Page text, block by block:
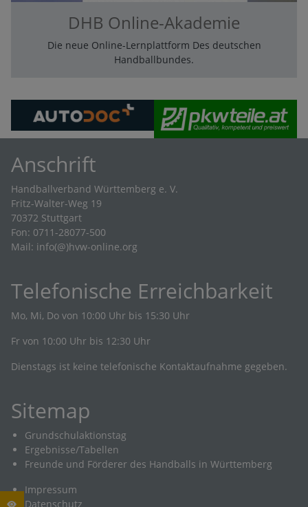
DHB Online-Akademie
Die neue Online-Lernplattform Des deutschen
Handballbundes.
Anschrift
Handballverband Württemberg e. V.
Fritz-Walter-Weg 19
70372 Stuttgart
Fon: 0711-28077-500
Mail: info(@)hvw-online.org
Telefonische Erreichbarkeit
Mo, Mi, Do von 10:00 Uhr bis 15:30 Uhr
Fr von 10:00 Uhr bis 12:30 Uhr
Dienstags ist keine telefonische Kontaktaufnahme gegeben.
Sitemap
Grundschulaktionstag
Ergebnisse/Tabellen
Freunde und Förderer des Handballs in Württemberg
Impressum
Datenschutz